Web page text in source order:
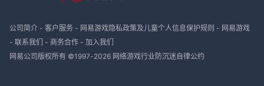
公司简介- 客户服务- 网易游戏隐私政策及儿童个人信息保护规则 - 网易游戏
- 联系我们 - 商务合作- 加入我们
网易公司版权所有 ©1997-2026 网络游戏行业防沉迷自律公约